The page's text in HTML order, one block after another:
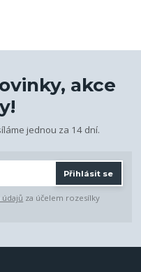
akce
jednou za 14 dní.
Přihlásit se
za účelem rozesílky